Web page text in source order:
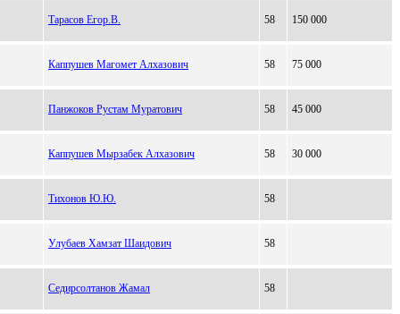
Тарасов Егор.В. 58 150 000
Каппушев Магомет Алхазович 58 75 000
Панжоков Рустам Муратович 58 45 000
Каппушев Мырзабек Алхазович 58 30 000
Тихонов Ю.Ю. 58
Улубаев Хамзат Шаидович 58
Седирсолтанов Жамал 58